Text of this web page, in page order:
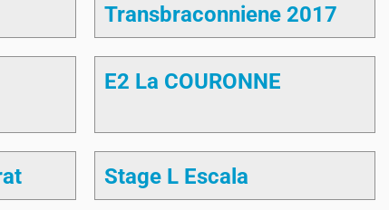
Transbraconniene 2017
E2 La COURONNE
Stage L Escala